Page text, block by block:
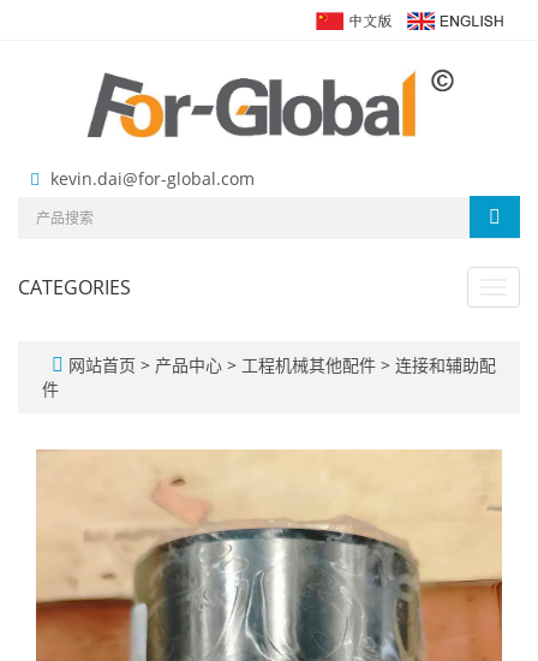
kevin.dai@for-global.com
CATEGORIES
网站首页 > 产品中心 > 工程机械其他配件 > 连接和辅助配
件